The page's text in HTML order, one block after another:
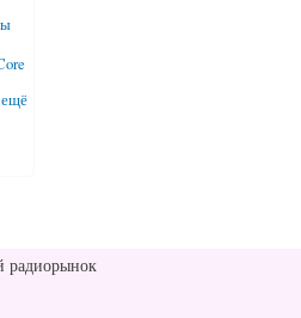
ещё
радиорынок